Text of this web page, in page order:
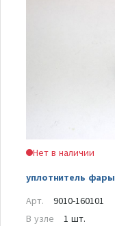
Нет в наличии
уплотнитель фары
Арт.
9010-160101
В узле
1 шт.